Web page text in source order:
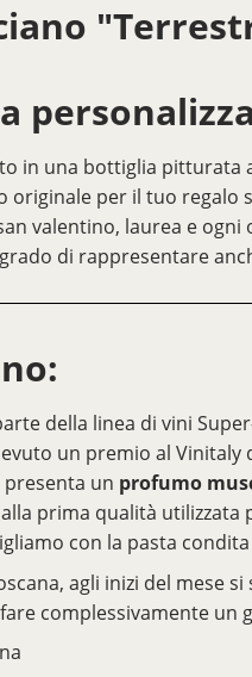
in una bottiglia pitturata
originale per il tuo
valentino, laurea e
di rappresentare
della linea di vini
un premio al
un profumo
prima qualità
con la pasta
agli inizi del mese
complessivamente un